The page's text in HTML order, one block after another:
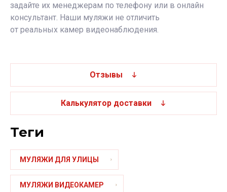
задайте их менеджерам по телефону или в онлайн
консультант. Наши муляжи не отличить
от реальных камер видеонаблюдения.
Отзывы
Калькулятор доставки
теги
МУЛЯЖИ ДЛЯ УЛИЦЫ
МУЛЯЖИ ВИДЕОКАМЕР